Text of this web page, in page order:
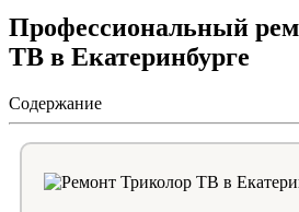
Профессиональный
ТВ в Екатеринбурге
Содержание